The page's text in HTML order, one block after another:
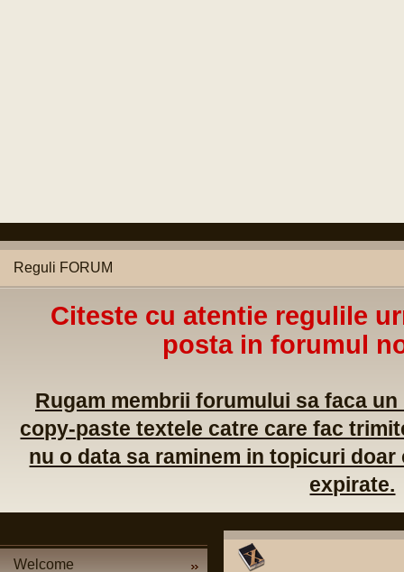
Reguli FORUM
Citeste cu atentie regulile
posta in forumul
Rugam membrii forumului sa faca
copy-paste textele catre care fac
nu o data sa raminem in topicuri
expirate.
Welcome